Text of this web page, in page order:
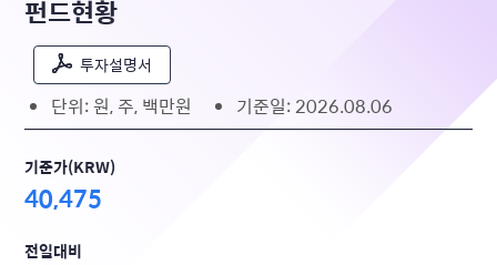
펀드현황
투자설명서
단위: 원, 주, 백만원 기준일: 2026.08.06
기준가(KRW)
40,475
전일대비